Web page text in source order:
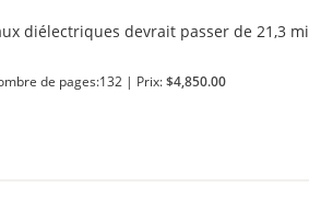
diélectriques devrait passer de 21,3
de pages:132 | Prix:$4,850.00